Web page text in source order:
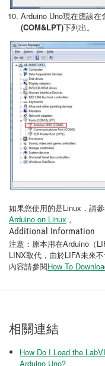
Arduino Uno現在應該
(COM&LPT)下列出。
如果您使用的是Linux，請
Arduino on Linux 。
Additional Information
注意：原本用在Arduino（
LINX取代，由於LIFA未來
內容請參閱How To
相關連結
How Do I Load the
Arduino Uno?